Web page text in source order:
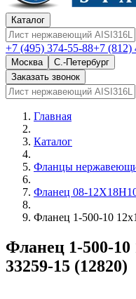
Каталог
+7 (495) 374-55-88+7 (812)
Москва
С.-Петербург
Заказать звонок
Главная
Каталог
Фланцы
Фланец 08-
Фланец 1-500-10
Фланец 1-500-
33259-15 (12820)